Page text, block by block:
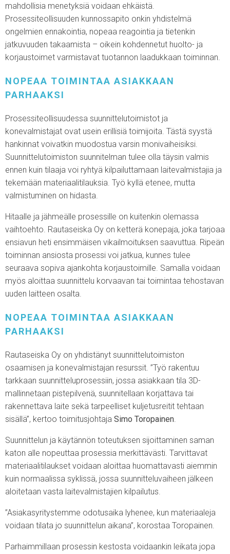
mahdollisia menetyksiä voidaan ehkäistä.
Prosessiteollisuuden kunnossapito onkin yhdistelmä
ongelmien ennakointia, nopeaa reagointia ja tietenkin
jatkuvuuden takaamista – oikein kohdennetut huolto- ja
korjaustoimet varmistavat tuotannon laadukkaan toiminnan.
NOPEAA TOIMINTAA ASIAKKAAN
PARHAAKSI
Prosessiteollisuudessa suunnittelutoimistot ja
konevalmistajat ovat usein erillisiä toimijoita. Tästä syystä
hankinnat voivatkin muodostua varsin monivaiheisiksi.
Suunnittelutoimiston suunnitelman tulee olla täysin valmis
ennen kuin tilaaja voi ryhtyä kilpailuttamaan laitevalmistajia ja
tekemään materiaalitilauksia. Työ kyllä etenee, mutta
valmistuminen on hidasta.
Hitaalle ja jähmeälle prosessille on kuitenkin olemassa
vaihtoehto. Rautaseiska Oy on ketterä konepaja, joka tarjoaa
ensiavun heti ensimmäisen vikailmoituksen saavuttua. Ripeän
toiminnan ansiosta prosessi voi jatkua, kunnes tulee
seuraava sopiva ajankohta korjaustoimille. Samalla voidaan
myös aloittaa suunnittelu korvaavan tai toimintaa tehostavan
uuden laitteen osalta.
NOPEAA TOIMINTAA ASIAKKAAN
PARHAAKSI
Rautaseiska Oy on yhdistänyt suunnittelutoimiston
osaamisen ja konevalmistajan resurssit. ”Työ rakentuu
tarkkaan suunnitteluprosessiin, jossa asiakkaan tila 3D-
mallinnetaan pistepilvenä, suunnitellaan korjattava tai
rakennettava laite sekä tarpeelliset kuljetusreitit tehtaan
sisällä”, kertoo toimitusjohtaja Simo Toropainen.
Suunnittelun ja käytännön toteutuksen sijoittaminen saman
katon alle nopeuttaa prosessia merkittävästi. Tarvittavat
materiaalitilaukset voidaan aloittaa huomattavasti aiemmin
kuin normaalissa syklissä, jossa suunnitteluvaiheen jälkeen
aloitetaan vasta laitevalmistajien kilpailutus.
”Asiakasyritystemme odotusaika lyhenee, kun materiaaleja
voidaan tilata jo suunnittelun aikana”, korostaa Toropainen.
Parhaimmillaan prosessin kestosta voidaankin leikata jopa